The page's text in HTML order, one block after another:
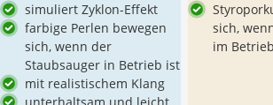
simuliert Zyklon-Effekt
farbige Perlen bewegen
sich, wenn der
Staubsauger in Betrieb ist
mit realistischem Klang
sich,
im